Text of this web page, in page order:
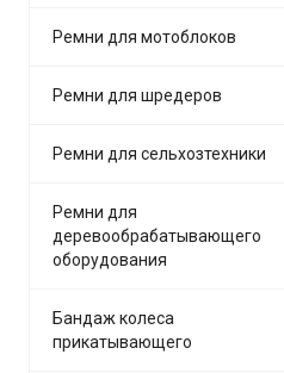
Ремни для мотоблоков
Ремни для шредеров
Ремни для сельхозтехники
Ремни для
деревообрабатывающего
оборудования
Бандаж колеса
прикатывающего